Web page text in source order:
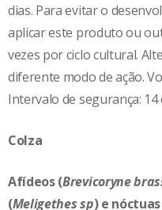
dias. Para evitar o
aplicar este produto ou
vezes por ciclo cultural.
diferente modo de ação.
Intervalo de segurança: 14
Colza
Afídeos (Brevicoryne
(Meligethes sp) e